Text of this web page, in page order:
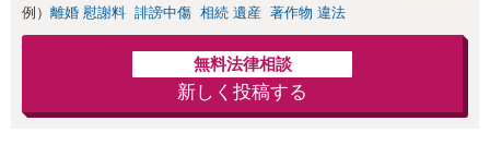
例） 離婚 慰謝料 誹謗中傷 相続 遺産 著作物 違法
無料法律相談
新しく投稿する